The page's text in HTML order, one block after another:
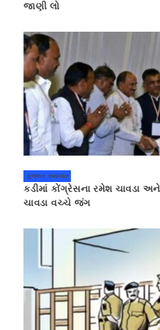
જાણી લો
ગુજરાત સમાચાર
કડીમાં કોંગ્રેસના રમેશ ચાવડા
ચાવડા વચ્ચે જંગ